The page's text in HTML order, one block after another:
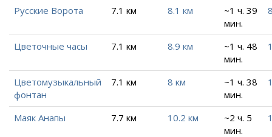
Русские Ворота 7.1 км 8.1 км
~1 ч. 39
мин.
Цветочные часы 7.1 км 8.9 км
~1 ч. 48
мин.
Цветомузыкальный
фонтан
7.1 км 8 км
~1 ч. 38
мин.
Маяк Анапы 7.7 км 10.2 км
~2 ч. 5
мин.